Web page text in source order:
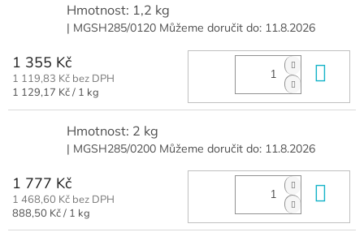
Hmotnost: 1,2 kg
| MGSH285/0120 Můžeme doručit do: 11.8.2026
1 355 Kč
1 119,83 Kč bez DPH
Měrná
1 129,17 Kč / 1 kg
Hmotnost: 2 kg
| MGSH285/0200 Můžeme doručit do: 11.8.2026
1 777 Kč
1 468,60 Kč bez DPH
Měrná
cena:
888,50 Kč / 1 kg